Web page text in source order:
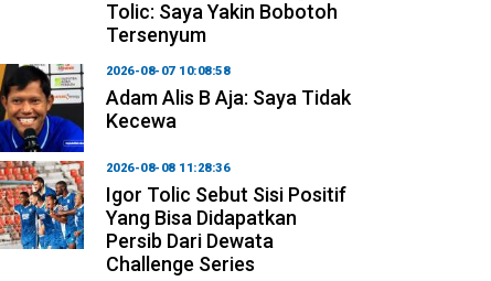
Tolic: Saya Yakin Bobotoh
Tersenyum
2026-08-07 10:08:58
Adam Alis B Aja: Saya Tidak
Kecewa
2026-08-08 11:28:36
Igor Tolic Sebut Sisi Positif
Yang Bisa Didapatkan
Persib Dari Dewata
Challenge Series